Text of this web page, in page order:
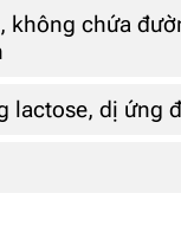
không chứa
lactose, dị ứng